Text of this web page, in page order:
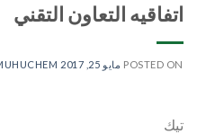
اتفاقيه التعاون التقني
POSTED ON مايو 25, 2017
تيك